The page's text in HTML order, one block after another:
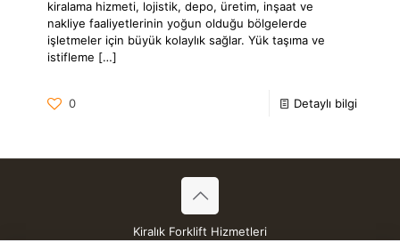
kiralama hizmeti, lojistik, depo, üretim, inşaat ve
nakliye faaliyetlerinin yoğun olduğu bölgelerde
işletmeler için büyük kolaylık sağlar. Yük taşıma ve
istifleme […]
0 Detaylı bilgi
Kiralık Forklift Hizmetleri